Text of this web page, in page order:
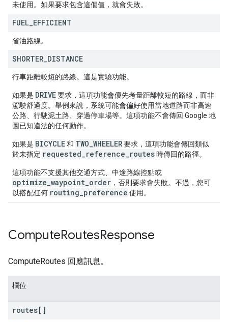
未使用。如果要求包含這個值，就會失敗。
FUEL EFFICIENT
省油路線。
SHORTER DISTANCE
行車距離較短的路線。這是實驗功能。
如果是 DRIVE要求，這項功能會優先考量距離較短的路線，而非
駕駛舒適度。舉例來說，系統可能會偏好使用當地道路而非高速
公路、行駛泥土路、穿過停車場等。這項功能不會傳回 Google 地
圖已知違法的任何動作。
如果是 BICYCLE和 TWO_WHEELER要求，這項功能會傳回類似
於未指定 requested_reference_routes時傳回的路徑。
這項功能不支援其他交通方式、中途路線控點或
optimize_waypoint_order ，否則要求會失敗。不過，您可
以搭配任何 routing_preference 使用。
ComputeRoutesResponse
ComputeRoutes 回應訊息。
欄位
routes[]